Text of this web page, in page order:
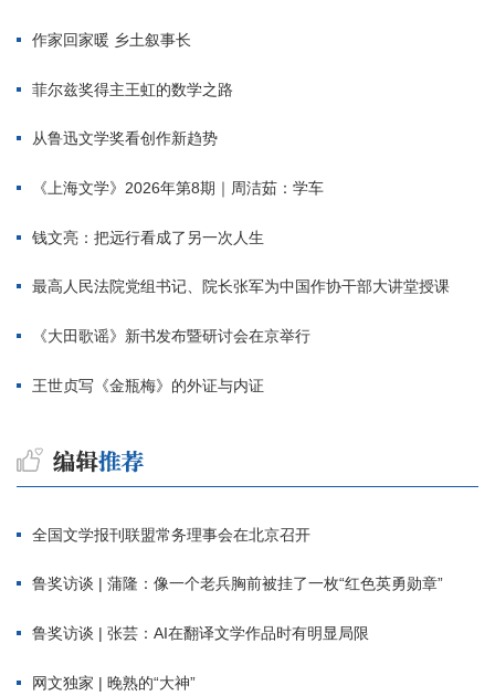
作家回家暖 乡土叙事长
菲尔兹奖得主王虹的数学之路
从鲁迅文学奖看创作新趋势
《上海文学》2026年第8期｜周洁茹：学车
钱文亮：把远行看成了另一次人生
最高人民法院党组书记、院长张军为中国作协干部大讲堂授课
《大田歌谣》新书发布暨研讨会在京举行
王世贞写《金瓶梅》的外证与内证
全国文学报刊联盟常务理事会在北京召开
鲁奖访谈 | 蒲隆：像一个老兵胸前被挂了一枚“红色英勇勋章”
鲁奖访谈 | 张芸：AI在翻译文学作品时有明显局限
网文独家 | 晚熟的“大神”